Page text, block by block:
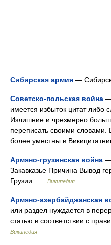
Сибирская армия —
Советско-польская война —
имеется избыток цитат либо
Излишние и чрезмерно
переписать своими словами.
более уместны в
Армяно-грузинская война —
Закавказье Причина Вывод
Грузии …
Википедия
Армяно-азербайджанская
или раздел нуждается в
статью в соответствии с
Википедия